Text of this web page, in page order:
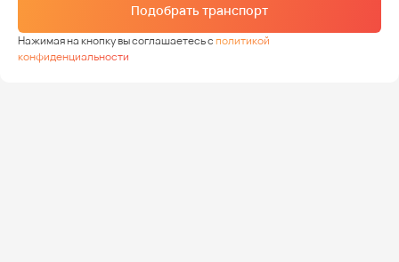
Подобрать транспорт
Нажимая на кнопку вы соглашаетесь сполитикой
конфиденциальности